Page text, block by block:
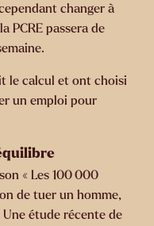
changer à
PCRE passera de
le calcul et ont choisi
un emploi pour
« Les 100 000
de tuer un homme,
Une étude récente de